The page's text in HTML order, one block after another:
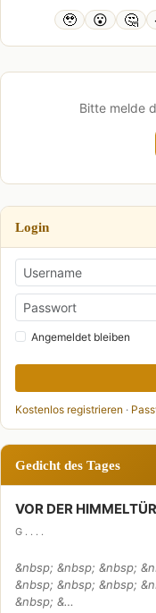
🥹 😮 🤔
Bitte melde
Login
Angemeldet bleiben
Kostenlos registrieren ·
Gedicht des Tages
VOR DER HIMMELTÜR
G . . . .
&nbsp; &nbsp; &nbsp;
&nbsp; &nbsp; &nbsp;
&nbsp; &…